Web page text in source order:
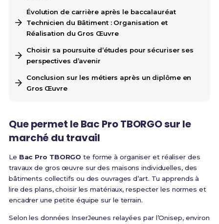
Évolution de carrière après le baccalauréat
Technicien du Bâtiment : Organisation et
Réalisation du Gros Œuvre
Choisir sa poursuite d’études pour sécuriser ses
perspectives d’avenir
Conclusion sur les métiers après un diplôme en
Gros Œuvre
Que permet le Bac Pro TBORGO sur le
marché du travail
Le Bac Pro TBORGO te forme à organiser et réaliser des
travaux de gros œuvre sur des maisons individuelles, des
bâtiments collectifs ou des ouvrages d’art. Tu apprends à
lire des plans, choisir les matériaux, respecter les normes et
encadrer une petite équipe sur le terrain.
Selon les données InserJeunes relayées par l’Onisep, environ